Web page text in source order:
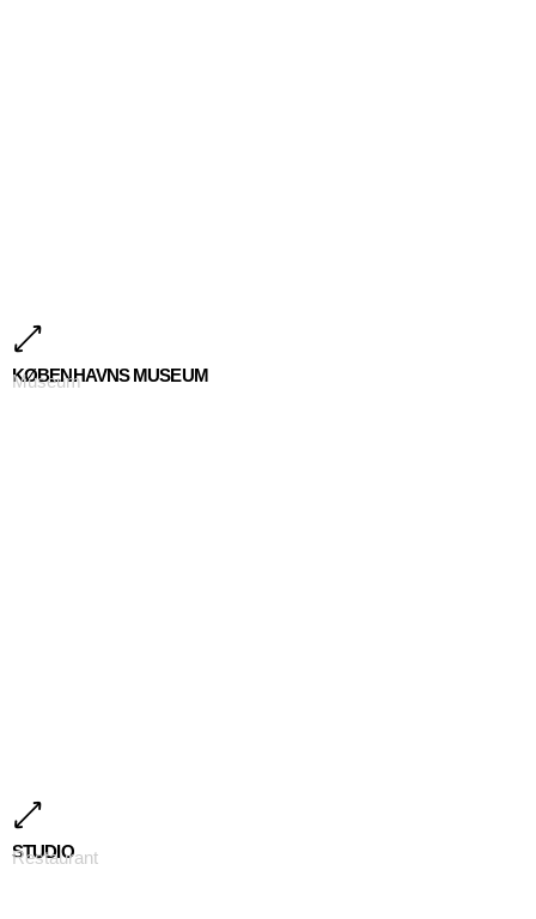
KØBENHAVNS MUSEUM
Museum
STUDIO
Restaurant